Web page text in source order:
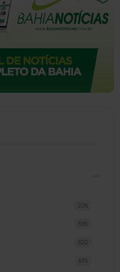
226
695
620
675